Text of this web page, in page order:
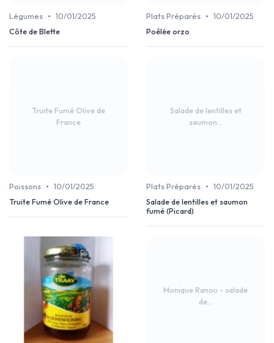
Légumes • 10/01/2025
Côte de Blette
Plats Préparés • 10/01/2025
Poêlée orzo
Truite Fumé Olive de
France
Poissons • 10/01/2025
Truite Fumé Olive de France
Salade de lentilles et
saumon...
Plats Préparés • 10/01/2025
Salade de lentilles et saumon
fumé (Picard)
Monique Ranou - salade
de...